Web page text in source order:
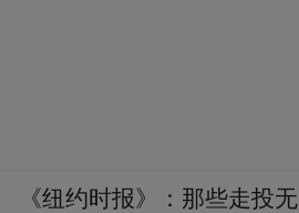
《纽约时报》：那些走投无